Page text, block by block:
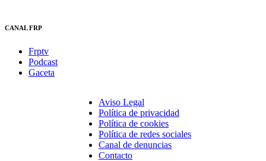
CANAL FRP
Frptv
Podcast
Gaceta
Aviso Legal
Política de privacidad
Política de cookies
Política de redes sociales
Canal de denuncias
Contacto